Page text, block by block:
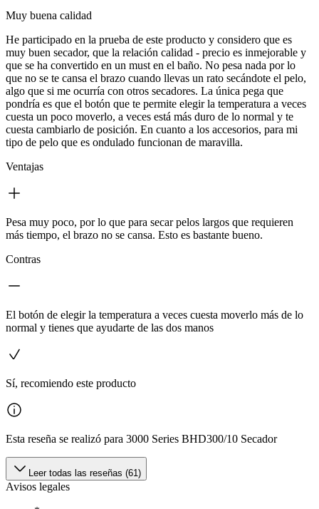
Muy buena calidad
He participado en la prueba de este producto y considero que es
muy buen secador, que la relación calidad - precio es inmejorable y
que se ha convertido en un must en el baño. No pesa nada por lo
que no se te cansa el brazo cuando llevas un rato secándote el pelo,
algo que si me ocurría con otros secadores. La única pega que
pondría es que el botón que te permite elegir la temperatura a veces
cuesta un poco moverlo, a veces está más duro de lo normal y te
cuesta cambiarlo de posición. En cuanto a los accesorios, para mi
tipo de pelo que es ondulado funcionan de maravilla.
Ventajas
Pesa muy poco, por lo que para secar pelos largos que requieren
más tiempo, el brazo no se cansa. Esto es bastante bueno.
Contras
El botón de elegir la temperatura a veces cuesta moverlo más de lo
normal y tienes que ayudarte de las dos manos
Sí, recomiendo este producto
Esta reseña se realizó para 3000 Series BHD300/10 Secador
Leer todas las reseñas (61)
Avisos legales